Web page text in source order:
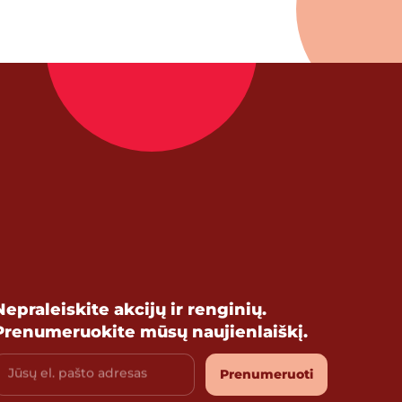
akcijų ir renginių.
mūsų naujienlaiškį.
Jūsų el. pašto adresas Prenumeruoti